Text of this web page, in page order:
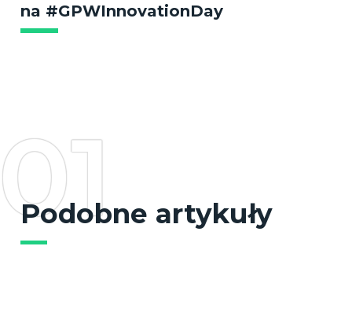
na #GPWInnovationDay
Podobne artykuły